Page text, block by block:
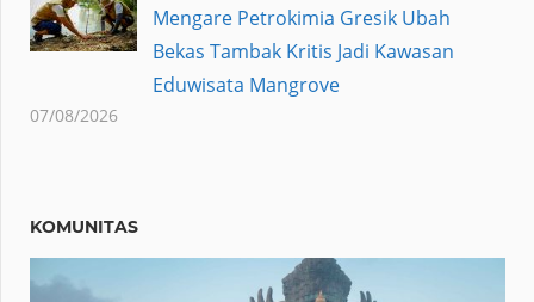
Mengare Petrokimia Gresik Ubah
Bekas Tambak Kritis Jadi Kawasan
Eduwisata Mangrove
07/08/2026
KOMUNITAS